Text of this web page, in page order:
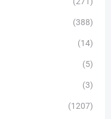
(388)
(14)
(5)
(3)
(1207)